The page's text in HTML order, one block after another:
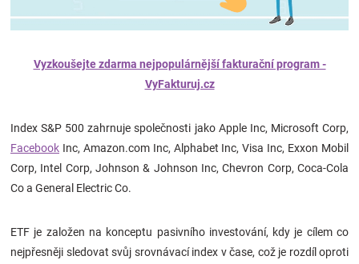
Vyzkoušejte zdarma nejpopulárnější fakturační program -
VyFakturuj.cz
Index S&P 500 zahrnuje společnosti jako Apple Inc, Microsoft Corp,
Facebook Inc, Amazon.com Inc, Alphabet Inc, Visa Inc, Exxon Mobil
Corp, Intel Corp, Johnson & Johnson Inc, Chevron Corp, Coca-Cola
Co a General Electric Co.
ETF je založen na konceptu pasivního investování, kdy je cílem co
nejpřesněji sledovat svůj srovnávací index v čase, což je rozdíl oproti